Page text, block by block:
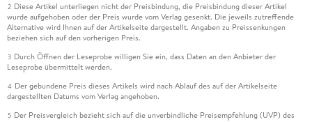
2 Diese Artikel unterliegen nicht der Preisbindung, die Preisbindung dieser Artikel
wurde aufgehoben oder der Preis wurde vom Verlag gesenkt. Die jeweils zutreffende
Alternative wird Ihnen auf der Artikelseite dargestellt. Angaben zu Preissenkungen
beziehen sich auf den vorherigen Preis.
3 Durch Öffnen der Leseprobe willigen Sie ein, dass Daten an den Anbieter der
Leseprobe übermittelt werden.
4 Der gebundene Preis dieses Artikels wird nach Ablauf des auf der Artikelseite
dargestellten Datums vom Verlag angehoben.
5 Der Preisvergleich bezieht sich auf die unverbindliche Preisempfehlung (UVP) des